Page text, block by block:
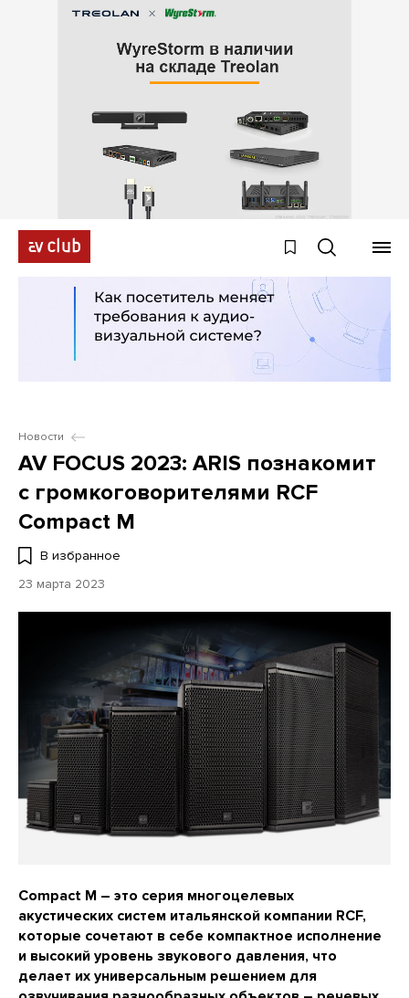
Новости
AV FOCUS 2023: ARIS познакомит
с громкоговорителями RCF
Compact M
В избранное
23 марта 2023
Compact M – это серия многоцелевых
акустических систем итальянской компании RCF,
которые сочетают в себе компактное исполнение
и высокий уровень звукового давления, что
делает их универсальным решением для